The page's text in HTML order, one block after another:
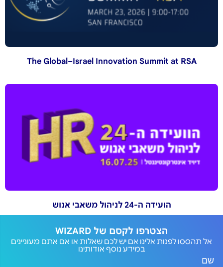
The Global–Israel Innovation Summit at RSA
הועידה ה-24 לניהול משאבי אנוש
הצטרפו לקסם של WIZARD
אל תהססו לפנות אלינו אם יש לכם שאלות או אם אתם מעוניינים
במידע נוסף אודותינו
שם